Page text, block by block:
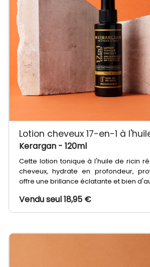
Lotion cheveux 17-en-1 à
Kerargan - 120ml
Cette lotion tonique à l'huile de ricin
cheveux, hydrate en profondeur,
offre une brillance éclatante et bien
Vendu seul 18,95 €